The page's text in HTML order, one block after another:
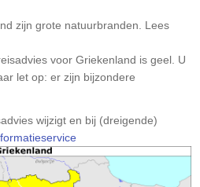
zijn grote natuurbranden. Lees
voor Griekenland is geel. U
let op: er zijn bijzondere
wijzigt en bij (dreigende)